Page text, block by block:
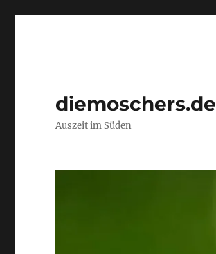
diemoschers.de
Auszeit im Süden